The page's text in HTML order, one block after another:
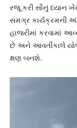
રજૂ કરી સૌનું ધ્યાન
સમગ્ર કાર્યક્રમની
હાજરીમાં કરવામાં
છે અને આવતીકાલે
ક્ષણ બનશે.